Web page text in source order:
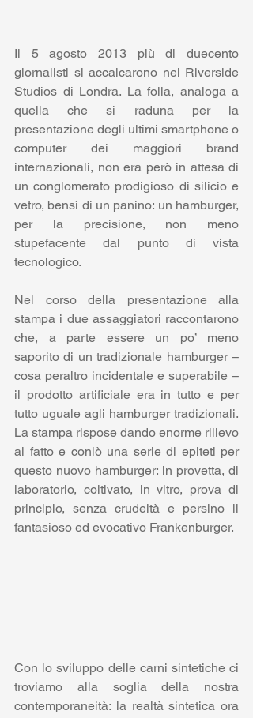
Il 5 agosto 2013 più di duecento
giornalisti si accalcarono nei Riverside
Studios di Londra. La folla, analoga a
quella che si raduna per la
presentazione degli ultimi smartphone o
computer dei maggiori brand
internazionali, non era però in attesa di
un conglomerato prodigioso di silicio e
vetro, bensì di un panino: un hamburger,
per la precisione, non meno
stupefacente dal punto di vista
tecnologico.
Nel corso della presentazione alla
stampa i due assaggiatori raccontarono
che, a parte essere un po’ meno
saporito di un tradizionale hamburger –
cosa peraltro incidentale e superabile –
il prodotto artificiale era in tutto e per
tutto uguale agli hamburger tradizionali.
La stampa rispose dando enorme rilievo
al fatto e coniò una serie di epiteti per
questo nuovo hamburger: in provetta, di
laboratorio, coltivato, in vitro, prova di
principio, senza crudeltà e persino il
fantasioso ed evocativo Frankenburger.
Con lo sviluppo delle carni sintetiche ci
troviamo alla soglia della nostra
contemporaneità: la realtà sintetica ora